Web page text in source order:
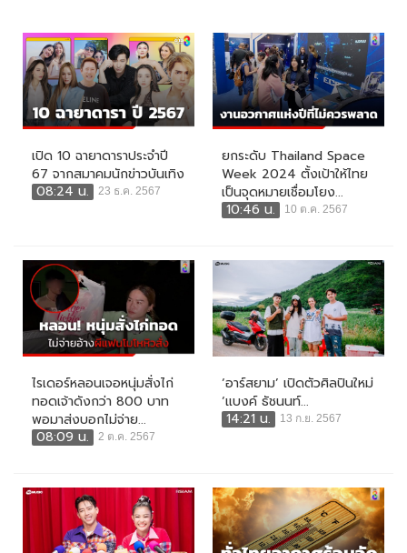
เปิด 10 ฉายาดาราประจำปี
67 จากสมาคมนักข่าวบันเทิง
08:24 น.
23 ธ.ค. 2567
ยกระดับ Thailand Space
Week 2024 ตั้งเป้าให้ไทย
เป็นจุดหมายเชื่อมโยง...
10:46 น.
10 ต.ค. 2567
ไรเดอร์หลอนเจอหนุ่มสั่งไก่
ทอดเจ้าดังกว่า 800 บาท
พอมาส่งบอกไม่จ่าย...
08:09 น.
2 ต.ค. 2567
‘อาร์สยาม’ เปิดตัวศิลปินใหม่
‘แบงค์ ธัชนนท์...
14:21 น.
13 ก.ย. 2567